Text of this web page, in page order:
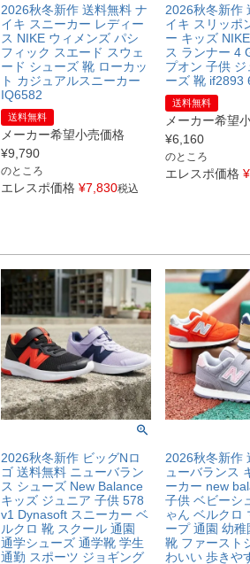
2026秋冬新作 送料無料 ナ
イキ スニーカー レディー
ス NIKE ウィメンズ パシ
フィック スエード スウェ
ード シューズ 靴 ローカッ
ト カジュアルスニーカー
IQ6582
送料無料
メーカー希望小売価格
¥9,790
のところ
エレスポ価格 ¥7,830税込
2026秋冬新作
イキ スリッポ
ー キッズ
ス ランナー 4
プオン 子供 ジ
ーズ 靴 if2893
送料無料
メーカー希望
¥6,160
のところ
エレスポ価格 ¥
2026秋冬新作 ビッグNロ
ゴ 送料無料 ニューバラン
ス シューズ New Balance
キッズ ジュニア 子供 578
v1 Dynasoft スニーカー ベ
ルクロ 靴 スクール 通園
通学シューズ 通学靴 学生
通勤 スポーツ ジョギング
2026秋冬新作
ューバランス
ーカー new
子供 ベビーシ
ゃん ベルクロ
ープ 通園 幼稚
靴 ファースト
わいい 歩きや